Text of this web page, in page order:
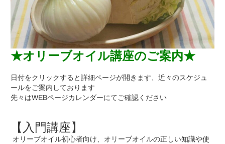
★オリーブオイル講座のご案内★
日付をクリックすると詳細ページが開きます、近々のスケジュ
ールをご案内しております
先々はWEBページカレンダーにてご確認ください
【入門講座】
オリーブオイル初心者向け、オリーブオイルの正しい知識や使